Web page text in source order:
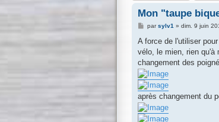
Mon "taupe
M
s
a
g
e
parsylv1 » dim. 9 juin
A force de l'utiliser
vélo, le mien, rien qu'à
changement des
après changement du